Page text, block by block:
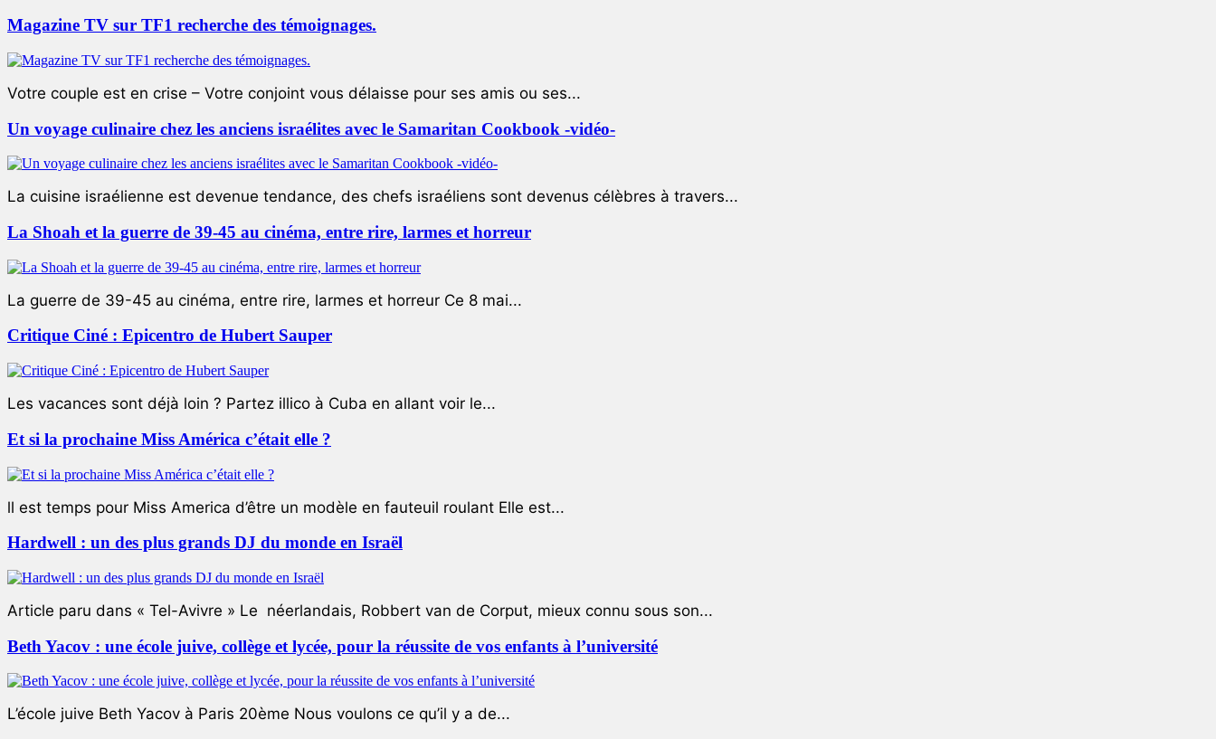
Magazine TV sur TF1 recherche des témoignages.
Votre couple est en crise – Votre conjoint vous délaisse pour ses amis ou ses...
Un voyage culinaire chez les anciens israélites avec le Samaritan Cookbook -vidéo-
La cuisine israélienne est devenue tendance, des chefs israéliens sont devenus célèbres à travers...
La Shoah et la guerre de 39-45 au cinéma, entre rire, larmes et horreur
La guerre de 39-45 au cinéma, entre rire, larmes et horreur Ce 8 mai...
Critique Ciné : Epicentro de Hubert Sauper
Les vacances sont déjà loin ? Partez illico à Cuba en allant voir le...
Et si la prochaine Miss América c’était elle ?
ll est temps pour Miss America d’être un modèle en fauteuil roulant Elle est...
Hardwell : un des plus grands DJ du monde en Israël
Article paru dans « Tel-Avivre » Le néerlandais, Robbert van de Corput, mieux connu sous son...
Beth Yacov : une école juive, collège et lycée, pour la réussite de vos enfants à l’université
L’école juive Beth Yacov à Paris 20ème Nous voulons ce qu’il y a de...